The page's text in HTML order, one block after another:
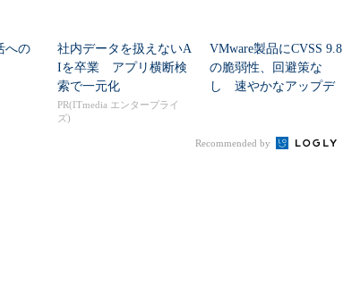
への
社内データを扱えないA
Iを卒業 アプリ横断検
索で一元化
PR(ITmedia エンタープライ
ズ)
VMware製品にCVSS 9.8
の脆弱性、回避策な
し 速やかなアップデ
Recommended by